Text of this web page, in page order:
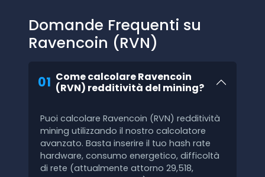
Domande Frequenti su
Ravencoin (RVN)
01 Come calcolare Ravencoin
(RVN) redditività del mining?
Puoi calcolare Ravencoin (RVN) redditività
mining utilizzando il nostro calcolatore
avanzato. Basta inserire il tuo hash rate
hardware, consumo energetico, difficoltà
di rete (attualmente attorno 29,518,